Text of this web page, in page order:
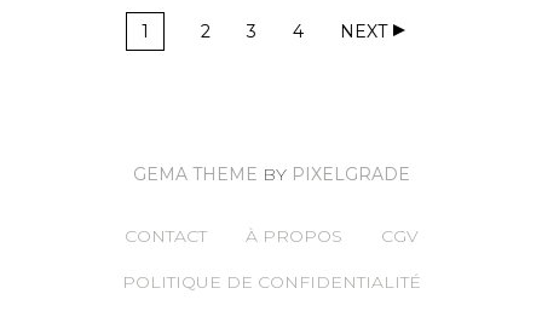
1 2 3 4 NEXT
GEMA THEME BY PIXELGRADE
CONTACT À PROPOS CGV
POLITIQUE DE CONFIDENTIALITÉ